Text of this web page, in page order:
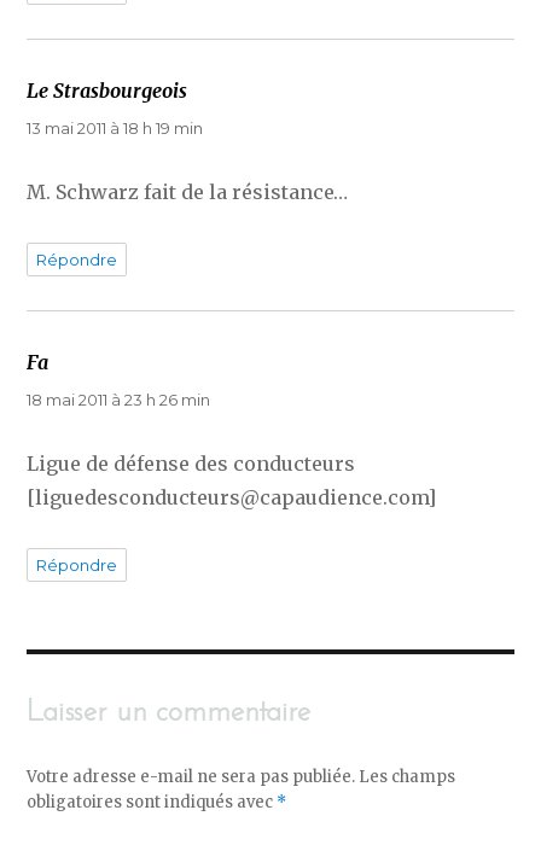
Le Strasbourgeois
13 mai 2011 à 18 h 19 min
M. Schwarz fait de la résistance…
Répondre
Fa
18 mai 2011 à 23 h 26 min
Ligue de défense des conducteurs
[liguedesconducteurs@capaudience.com]
Répondre
Laisser un commentaire
Votre adresse e-mail ne sera pas publiée. Les champs
obligatoires sont indiqués avec *